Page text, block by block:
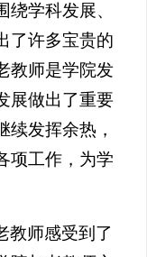
学科发展、
了许多宝贵的
教师是学院发
展做出了重要
续发挥余热，
项工作，为学
教师感受到了